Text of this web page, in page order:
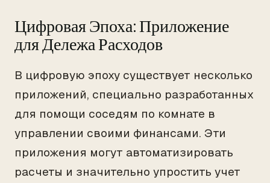
Цифровая Эпоха: Приложение
для Дележа Расходов
В цифровую эпоху существует несколько
приложений, специально разработанных
для помощи соседям по комнате в
управлении своими финансами. Эти
приложения могут автоматизировать
расчеты и значительно упростить учет